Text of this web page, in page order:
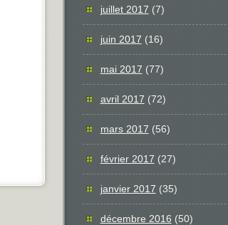
juillet 2017 (7)
juin 2017 (16)
mai 2017 (77)
avril 2017 (72)
mars 2017 (56)
février 2017 (27)
janvier 2017 (35)
décembre 2016 (50)